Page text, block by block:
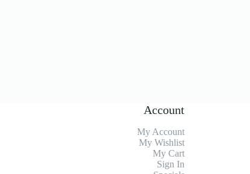
Account
My Account
My Wishlist
My Cart
Sign In